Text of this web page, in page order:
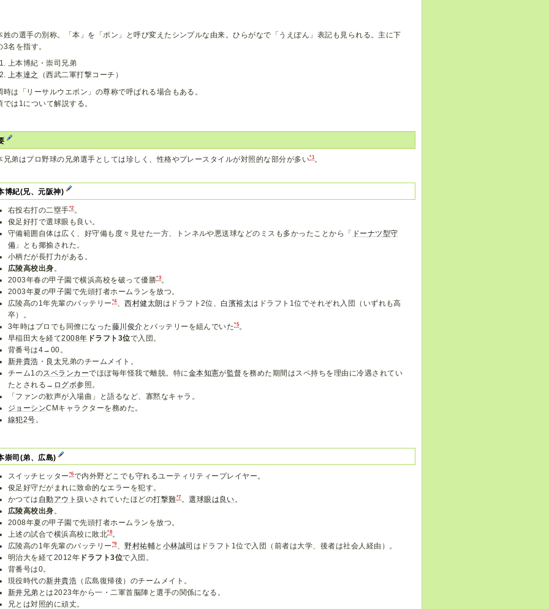
姓の選手の別称。「本」を「ポン」と呼び変えたシンプルな由来。ひらがなで「うえぽん」表記も見られる。主に下
3名を指す。
上本博紀・崇司兄弟
上本達之
（西武二軍打撃コーチ）
時は「リーサルウエポン」の尊称で呼ばれる場合もある。
では1について解説する。
兄弟はプロ野球の兄弟選手としては珍しく、性格やプレースタイルが対照的な部分が多い*1。
博紀(兄、元阪神)
右投右打の二塁手*2。
俊足好打で選球眼も良い。
守備範囲自体は広く、好守備も度々見せた一方、トンネルや悪送球などのミスも多かったことから「
ドーナツ型守
備 」とも揶揄された。
小柄だが長打力がある。
広陵高校出身。
2003年春の甲子園で横浜高校を破って優勝*3。
2003年夏の甲子園で先頭打者ホームランを放つ。
広陵高の1年先輩のバッテリー *4、西村健太朗はドラフト2位、 白濱裕太はドラフト1位でそれぞれ入団（いずれも高
卒）。
3年時はプロでも同僚になった藤川俊介 とバッテリーを組んでいた*5。
早稲田大を経て2008年 ドラフト3位で入団。
背番号は4→00。
新井貴浩 ・ 良太兄弟のチームメイト。
チーム1のスペランカーでほぼ毎年怪我で離脱。特に金本知憲が監督を務めた期間はスペ持ちを理由に冷遇されてい
たとされる→ ログボ参照。
「ファンの歓声が入場曲」と語るなど、寡黙なキャラ。
ジョーシンCMキャラクターを務めた。
線犯2号。
崇司(弟、広島)
スイッチヒッター *6で内外野どこでも守れるユーティリティープレイヤー。
俊足好守だがまれに致命的なエラーを犯す。
かつては 自動アウト扱いされていたほどの打撃難*7。選球眼は良い。
広陵高校出身。
2008年夏の甲子園で先頭打者ホームランを放つ。
上述の試合で横浜高校に敗北*8。
広陵高の1年先輩のバッテリー *9、野村祐輔と 小林誠司 はドラフト1位で入団（前者は大学、後者は社会人経由）。
明治大を経て2012年 ドラフト3位で入団。
背番号は0。
現役時代の新井貴浩 （広島復帰後）のチームメイト。
新井兄弟 とは2023年から一・二軍首脳陣と選手の関係になる。
兄とは対照的に頑丈。